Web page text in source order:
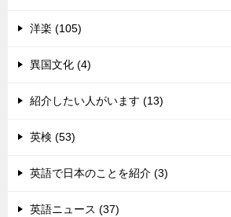
洋楽 (105)
異国文化 (4)
紹介したい人がいます (13)
英検 (53)
英語で日本のことを紹介 (3)
英語ニュース (37)